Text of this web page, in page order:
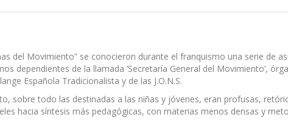
del Movimiento” se conocieron durante el franquismo una serie de
dependientes de la llamada ‘Secretaría General del Movimiento’,
Española Tradicionalista y de las J.O.N.S.
sobre todo las destinadas a las niñas y jóvenes, eran profusas,
hacia síntesis más pedagógicas, con materias menos densas y